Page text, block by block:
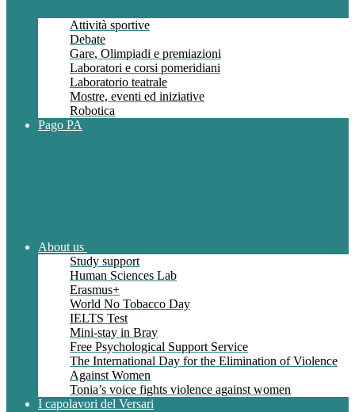
Attività sportive
Debate
Gare, Olimpiadi e premiazioni
Laboratori e corsi pomeridiani
Laboratorio teatrale
Mostre, eventi ed iniziative
Robotica
Pago PA
About us
Study support
Human Sciences Lab
Erasmus+
World No Tobacco Day
IELTS Test
Mini-stay in Bray
Free Psychological Support Service
The International Day for the Elimination of Violence
Against Women
Tonia’s voice fights violence against women
I capolavori del Versari